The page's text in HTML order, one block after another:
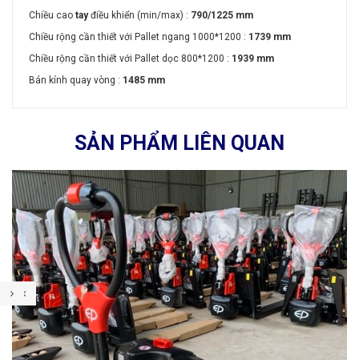
Chiều cao tayđiều khiển (min/max) : 790/1225 mm
Chiều rộng cần thiết với Pallet ngang 1000*1200 : 1739 mm
Chiều rộng cần thiết với Pallet dọc 800*1200 : 1939 mm
Bán kính quay vòng : 1485 mm
SẢN PHẨM LIÊN QUAN